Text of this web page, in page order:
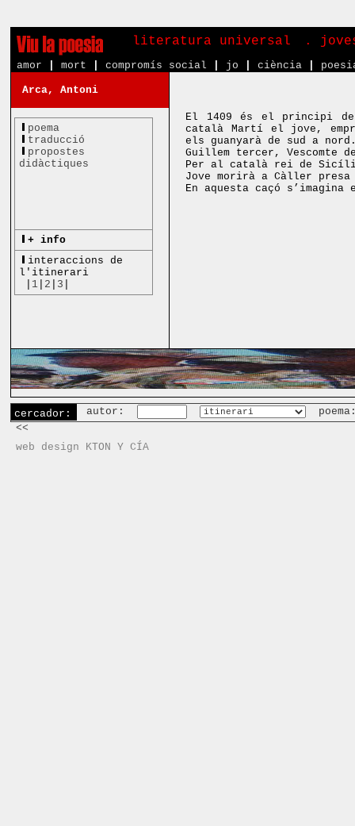
literatura universal .
amor mort compromís social jo ciència
Arca, Antoni
poema
traducció
propostes
didàctiques
+ info
interaccions de
l'itinerari
1 2 3
El 1409 és el principi
català Martí el jove,
els guanyarà de sud a
Guillem tercer, Vescomte
Per al català rei de
Jove morirà a Càller
En aquesta caçó
cercador: autor:
<<
web design KTON Y CÍA